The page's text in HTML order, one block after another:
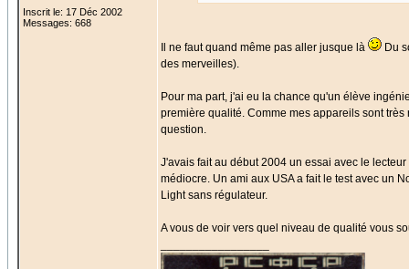
Inscrit le: 17 Déc 2002
Messages: 668
Il ne faut quand même pas aller jusque là
Du
des merveilles).
Pour ma part, j'ai eu la chance qu'un élève
première qualité. Comme mes appareils sont
question.
J'avais fait au début 2004 un essai avec le
médiocre. Un ami aux USA a fait le test avec un
Light sans régulateur.
A vous de voir vers quel niveau de qualité vous